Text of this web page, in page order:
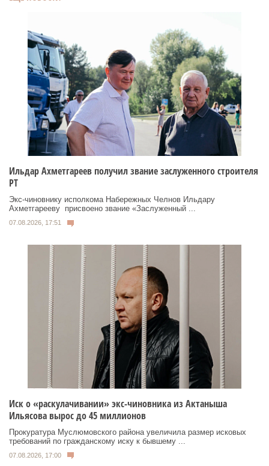
Ильдар Ахметгареев получил звание заслуженного строителя
РТ
Экс‑чиновнику исполкома Набережных Челнов Ильдару
Ахметгарееву присвоено звание «Заслуженный ...
07.08.2026, 17:51
Иск о «раскулачивании» экс-чиновника из Актаныша
Ильясова вырос до 45 миллионов
Прокуратура Муслюмовского района увеличила размер исковых
требований по гражданскому иску к бывшему ...
07.08.2026, 17:00